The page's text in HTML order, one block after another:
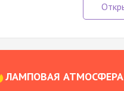
ЛАМПОВАЯ АТМОСФЕРА